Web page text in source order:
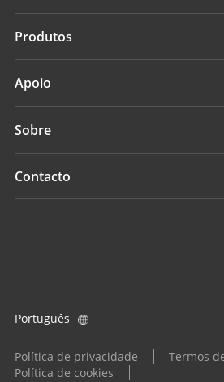
Topografia e engenharia
Levantamento hidrográfico
Serviços de posicionamento
Produtos
Topografia e engenharia
Levantamento hidrográfico
Apoio
Apoio
Sobre
Visão geral
Contacto
Política de privacidade
Termos
Política de cookies
Português